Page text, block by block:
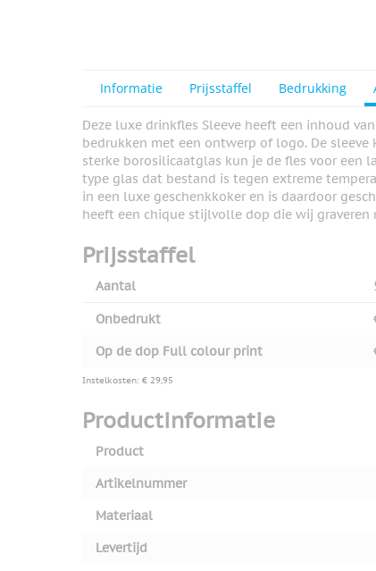
Informatie Prijsstaffel Bedrukking
Deze luxe drinkfles Sleeve heeft een inhoud
bedrukken met een ontwerp of logo. De
sterke borosilicaatglas kun je de fles voor een
type glas dat bestand is tegen extreme
in een luxe geschenkkoker en is daardoor
heeft een chique stijlvolle dop die wij graveren
Prijsstaffel
Aantal
Onbedrukt
Op de dop Full colour print
Instelkosten: € 29,95
Productinformatie
Product
Artikelnummer
Materiaal
Levertijd